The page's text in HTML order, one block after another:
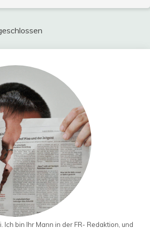
Ich bin Ihr Mann in der FR- Redaktion, und